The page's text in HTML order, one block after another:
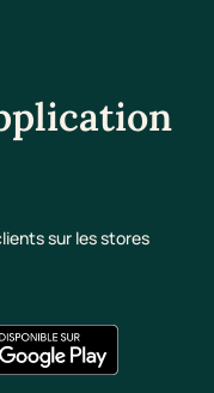
sur les stores